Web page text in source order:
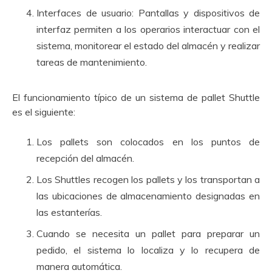
Interfaces de usuario: Pantallas y dispositivos de
interfaz permiten a los operarios interactuar con el
sistema, monitorear el estado del almacén y realizar
tareas de mantenimiento.
El funcionamiento típico de un sistema de pallet Shuttle
es el siguiente:
Los pallets son colocados en los puntos de
recepción del almacén.
Los Shuttles recogen los pallets y los transportan a
las ubicaciones de almacenamiento designadas en
las estanterías.
Cuando se necesita un pallet para preparar un
pedido, el sistema lo localiza y lo recupera de
manera automática.